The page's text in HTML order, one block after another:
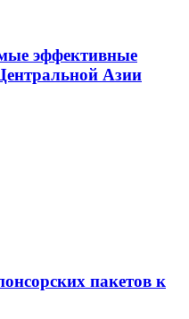
эффективные
Азии
пакетов к